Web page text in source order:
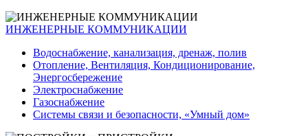
ИНЖЕНЕРНЫЕ КОММУНИКАЦИИ
Водоснабжение, канализация, дренаж, полив
Отопление, Вентиляция, Кондиционирование,
Энергосбережение
Электроснабжение
Газоснабжение
Системы связи и безопасности, «Умный дом»